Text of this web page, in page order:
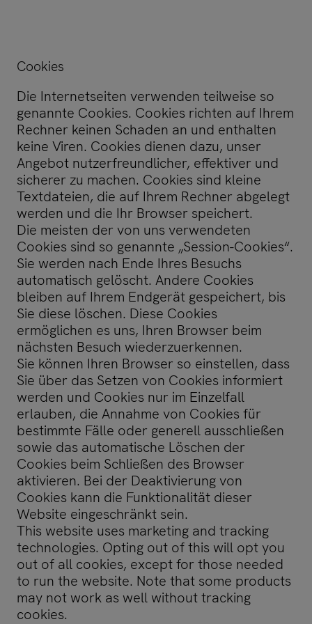
Cookies
Die Internetseiten verwenden teilweise so
genannte Cookies. Cookies richten auf Ihrem
Rechner keinen Schaden an und enthalten
keine Viren. Cookies dienen dazu, unser
Angebot nutzerfreundlicher, effektiver und
sicherer zu machen. Cookies sind kleine
Textdateien, die auf Ihrem Rechner abgelegt
werden und die Ihr Browser speichert.
Die meisten der von uns verwendeten
Cookies sind so genannte „Session-Cookies“.
Sie werden nach Ende Ihres Besuchs
automatisch gelöscht. Andere Cookies
bleiben auf Ihrem Endgerät gespeichert, bis
Sie diese löschen. Diese Cookies
ermöglichen es uns, Ihren Browser beim
nächsten Besuch wiederzuerkennen.
Sie können Ihren Browser so einstellen, dass
Sie über das Setzen von Cookies informiert
werden und Cookies nur im Einzelfall
erlauben, die Annahme von Cookies für
bestimmte Fälle oder generell ausschließen
sowie das automatische Löschen der
Cookies beim Schließen des Browser
aktivieren. Bei der Deaktivierung von
Cookies kann die Funktionalität dieser
Website eingeschränkt sein.
This website uses marketing and tracking
technologies. Opting out of this will opt you
out of all cookies, except for those needed
to run the website. Note that some products
may not work as well without tracking
cookies.